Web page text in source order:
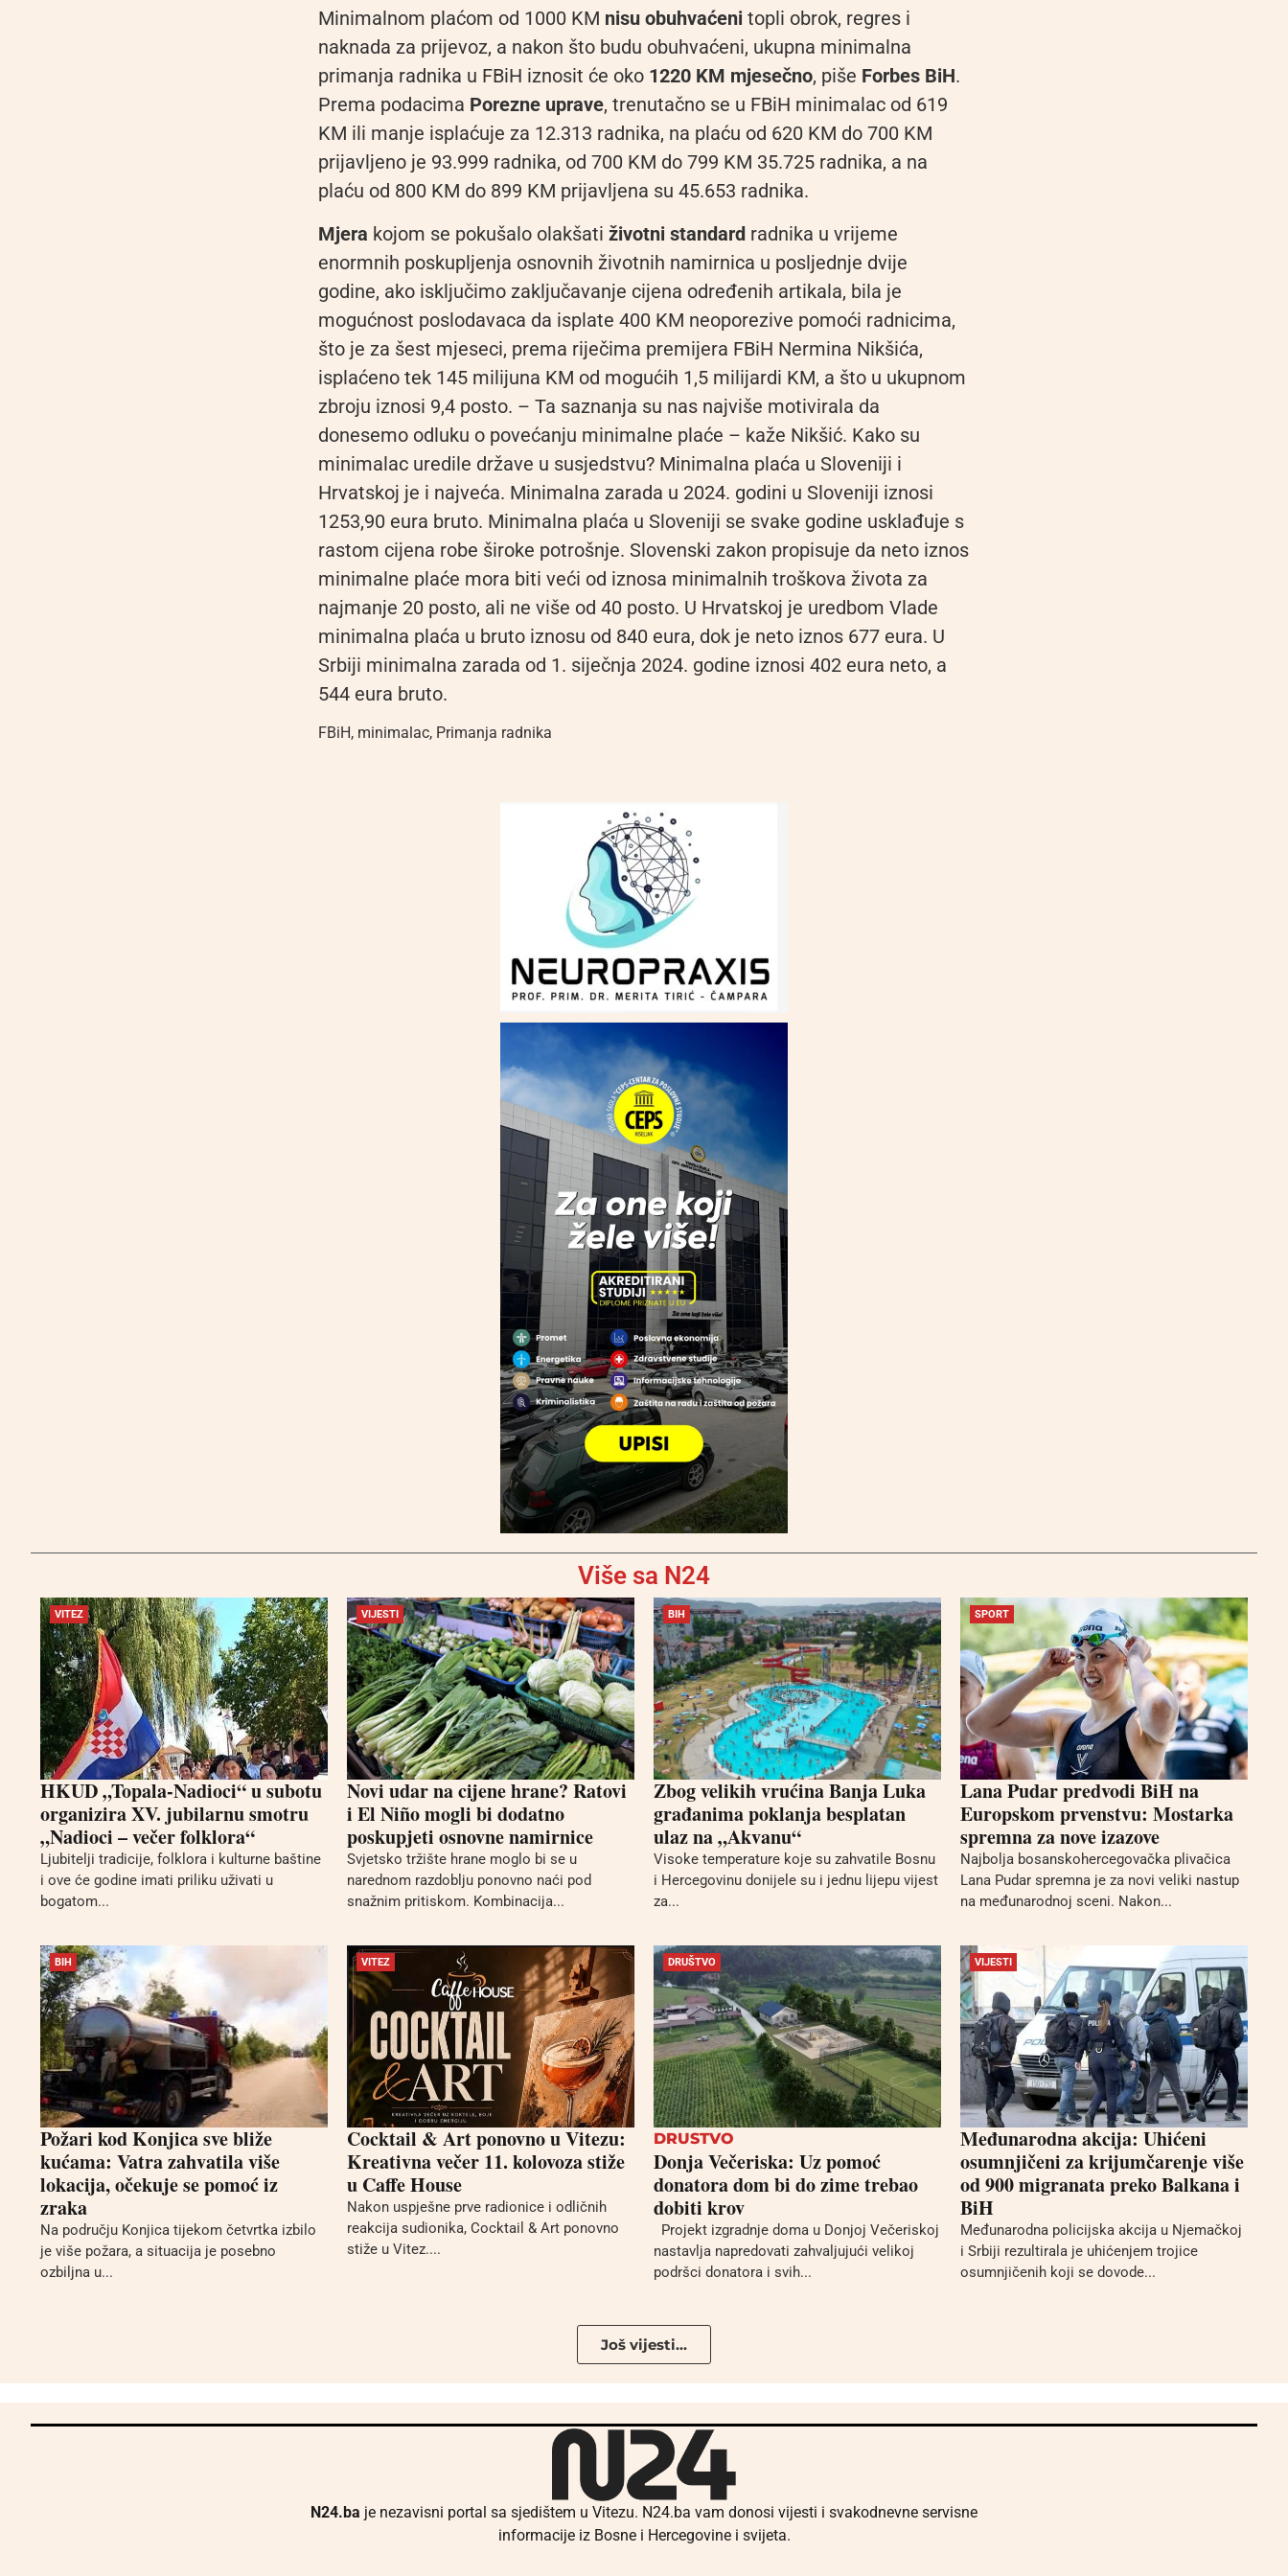
Minimalnom plaćom od 1000 KM nisu obuhvaćeni topli obrok, regres i
naknada za prijevoz, a nakon što budu obuhvaćeni, ukupna minimalna
primanja radnika u FBiH iznosit će oko 1220 KM mjesečno, piše Forbes BiH.
Prema podacima Porezne uprave, trenutačno se u FBiH minimalac od 619
KM ili manje isplaćuje za 12.313 radnika, na plaću od 620 KM do 700 KM
prijavljeno je 93.999 radnika, od 700 KM do 799 KM 35.725 radnika, a na
plaću od 800 KM do 899 KM prijavljena su 45.653 radnika.
Mjera kojom se pokušalo olakšati životni standard radnika u vrijeme
enormnih poskupljenja osnovnih životnih namirnica u posljednje dvije
godine, ako isključimo zaključavanje cijena određenih artikala, bila je
mogućnost poslodavaca da isplate 400 KM neoporezive pomoći radnicima,
što je za šest mjeseci, prema riječima premijera FBiH Nermina Nikšića,
isplaćeno tek 145 milijuna KM od mogućih 1,5 milijardi KM, a što u ukupnom
zbroju iznosi 9,4 posto. – Ta saznanja su nas najviše motivirala da
donesemo odluku o povećanju minimalne plaće – kaže Nikšić. Kako su
minimalac uredile države u susjedstvu? Minimalna plaća u Sloveniji i
Hrvatskoj je i najveća. Minimalna zarada u 2024. godini u Sloveniji iznosi
1253,90 eura bruto. Minimalna plaća u Sloveniji se svake godine usklađuje s
rastom cijena robe široke potrošnje. Slovenski zakon propisuje da neto iznos
minimalne plaće mora biti veći od iznosa minimalnih troškova života za
najmanje 20 posto, ali ne više od 40 posto. U Hrvatskoj je uredbom Vlade
minimalna plaća u bruto iznosu od 840 eura, dok je neto iznos 677 eura. U
Srbiji minimalna zarada od 1. siječnja 2024. godine iznosi 402 eura neto, a
544 eura bruto.
FBiH, minimalac, Primanja radnika
Više sa N24
VITEZ
HKUD „Topala-Nadioci“ u subotu
organizira XV. jubilarnu smotru
„Nadioci – večer folklora“
Ljubitelji tradicije, folklora i kulturne baštine
i ove će godine imati priliku uživati u
bogatom...
VIJESTI
Novi udar na cijene hrane? Ratovi
i El Niño mogli bi dodatno
poskupjeti osnovne namirnice
Svjetsko tržište hrane moglo bi se u
narednom razdoblju ponovno naći pod
snažnim pritiskom. Kombinacija...
BIH
Zbog velikih vrućina Banja Luka
građanima poklanja besplatan
ulaz na „Akvanu“
Visoke temperature koje su zahvatile Bosnu
i Hercegovinu donijele su i jednu lijepu vijest
za...
SPORT
Lana Pudar predvodi BiH na
Europskom prvenstvu: Mostarka
spremna za nove izazove
Najbolja bosanskohercegovačka plivačica
Lana Pudar spremna je za novi veliki nastup
na međunarodnoj sceni. Nakon...
BIH
Požari kod Konjica sve bliže
kućama: Vatra zahvatila više
lokacija, očekuje se pomoć iz
zraka
Na području Konjica tijekom četvrtka izbilo
je više požara, a situacija je posebno
ozbiljna u...
VITEZ
Cocktail & Art ponovno u Vitezu:
Kreativna večer 11. kolovoza stiže
u Caffe House
Nakon uspješne prve radionice i odličnih
reakcija sudionika, Cocktail & Art ponovno
stiže u Vitez....
DRUŠTVO
DRUSTVO
Donja Večeriska: Uz pomoć
donatora dom bi do zime trebao
dobiti krov
Projekt izgradnje doma u Donjoj Večeriskoj
nastavlja napredovati zahvaljujući velikoj
podršci donatora i svih...
VIJESTI
Međunarodna akcija: Uhićeni
osumnjičeni za krijumčarenje više
od 900 migranata preko Balkana i
BiH
Međunarodna policijska akcija u Njemačkoj
i Srbiji rezultirala je uhićenjem trojice
osumnjičenih koji se dovode...
Još vijesti...
N24.ba je nezavisni portal sa sjedištem u Vitezu. N24.ba vam donosi vijesti i svakodnevne servisne
informacije iz Bosne i Hercegovine i svijeta.